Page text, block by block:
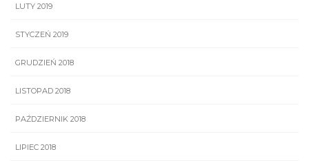
LUTY 2019
STYCZEŃ 2019
GRUDZIEŃ 2018
LISTOPAD 2018
PAŹDZIERNIK 2018
LIPIEC 2018